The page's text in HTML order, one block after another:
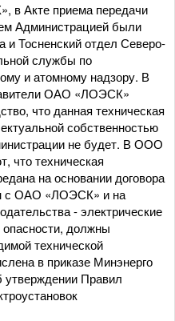
в Акте приема передачи
Администрацией были
и Тосненский отдел Северо-
службы по
и атомному надзору. В
ОАО «ЛОЭСК»
что данная техническая
собственностью
не будет. В ООО
что техническая
на основании договора
с ОАО «ЛОЭСК» и на
- электрические
должны
технической
в приказе Минэнерго
Правил